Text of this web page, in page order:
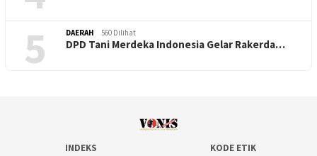
5 DAERAH 560 Dilihat
DPD Tani Merdeka Indonesia Gelar Rakerda…
INDEKS
KODE ETIK